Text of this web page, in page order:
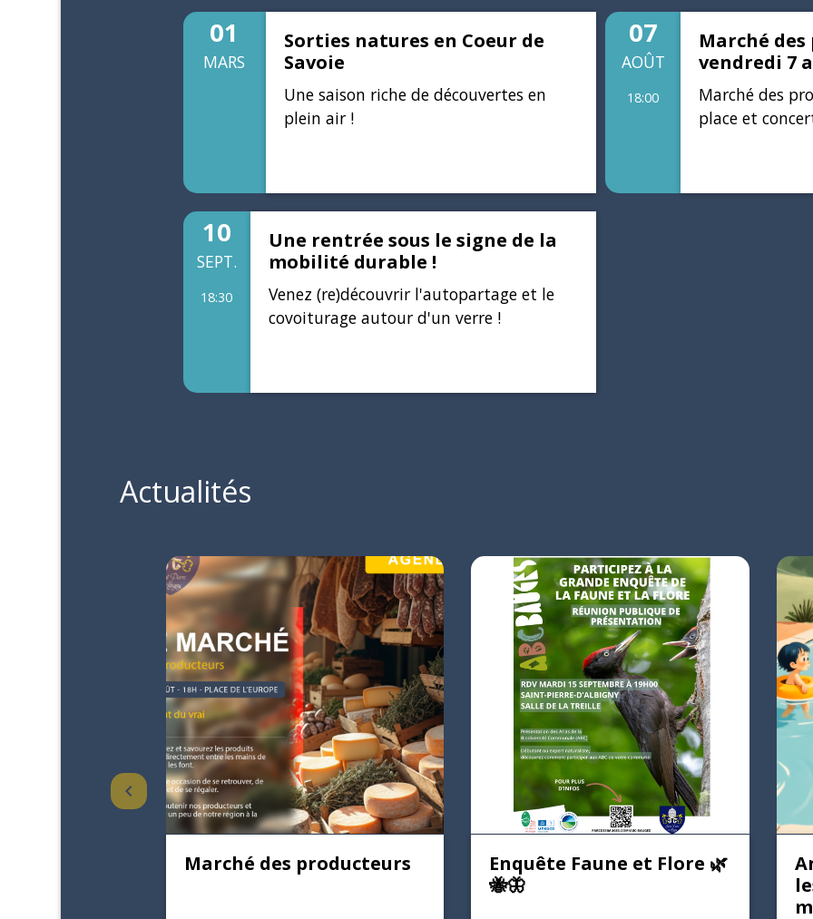
01
MARS
Sorties natures en Coeur de
Savoie
Une saison riche de découvertes en
plein air !
07
AOÛT
18:00
Marché
vendredi 7
Marché des
place et
10
SEPT.
18:30
Une rentrée sous le signe de la
mobilité durable !
Venez (re)découvrir l'autopartage et le
covoiturage autour d'un verre !
Actualités
Marché des producteurs
Enquête Faune et Flore 🌿
🐝🦋
keyboard_arrow_left